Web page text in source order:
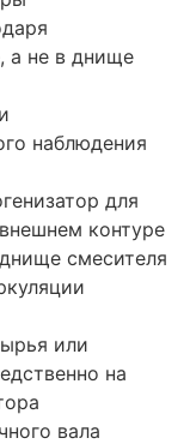
а не в днище
наблюдения
для
контуре
смесителя
или
на
вала